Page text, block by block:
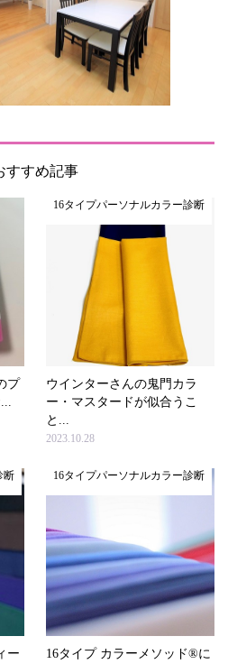
すすめ記事
プ
16タイプパーソナルカラー診断
ウインターさんの鬼門カラ
ー・マスタードが似合うこ
と...
2023.10.28
断
ー
16タイプパーソナルカラー診断
16タイプ カラーメソッド®に